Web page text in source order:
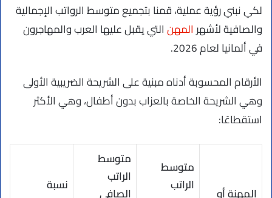
لكي نبني رؤية عملية، قمنا بتجميع متوسط الرواتب الإجمالية
والصافية لأشهرالمهنالتي يقبل عليها العرب والمهاجرون
في ألمانيا لعام 2026.
الأرقام المحسوبة أدناه مبنية على الشريحة الضريبية الأولى
وهي الشريحة الخاصة بالعزاب بدون أطفال، وهي الأكثر
استقطاعًا:
المهنة أو
متوسط
الراتب
متوسط
الراتب
الصافي
نسبة